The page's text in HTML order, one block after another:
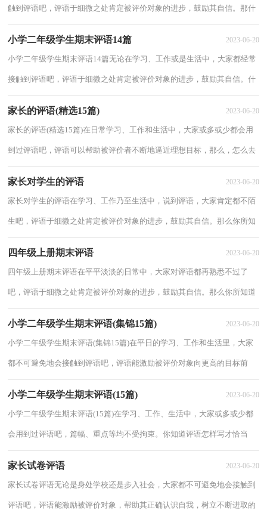
触到评语吧，评语于细微之处肯定被评价对象的进步，鼓励其自信。那什
小学二年级学生期末评语14篇 2023-06-20
小学二年级学生期末评语14篇无论在学习、工作或是生活中，大家都经常
接触到评语吧，评语于细微之处肯定被评价对象的进步，鼓励其自信。什
家长的评语(精选15篇) 2023-06-20
家长的评语(精选15篇)在日常学习、工作和生活中，大家或多或少都会用
到过评语吧，评语可以帮助被评价者不断地逼近理想目标，那么，怎么去
家长对学生的评语 2023-06-20
家长对学生的评语在学习、工作乃至生活中，说到评语，大家肯定都不陌
生吧，评语于细微之处肯定被评价对象的进步，鼓励其自信。那么你所知
四年级上册期末评语 2023-06-20
四年级上册期末评语在平平淡淡的日常中，大家对评语都再熟悉不过了
吧，评语于细微之处肯定被评价对象的进步，鼓励其自信。那么你所知道
小学二年级学生期末评语(集锦15篇) 2023-06-20
小学二年级学生期末评语(集锦15篇)在平日的学习、工作和生活里，大家
都不可避免地会接触到评语吧，评语能激励被评价对象向更高的目标前
小学二年级学生期末评语(15篇) 2023-06-20
小学二年级学生期末评语(15篇)在学习、工作、生活中，大家或多或少都
会用到过评语吧，篇幅、重点等均不受拘束。你知道评语怎样写才恰当
家长试卷评语 2023-06-20
家长试卷评语无论是身处学校还是步入社会，大家都不可避免地会接触到
评语吧，评语能激励被评价对象，帮助其正确认识自我，树立不断进取的